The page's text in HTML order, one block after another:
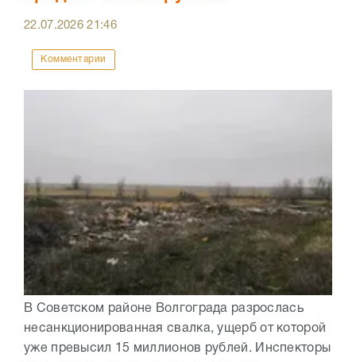
22.07.202621:46
Комментарии
В Советском районе Волгограда разрослась
несанкционированная свалка, ущерб от которой
уже превысил 15 миллионов рублей. Инспекторы